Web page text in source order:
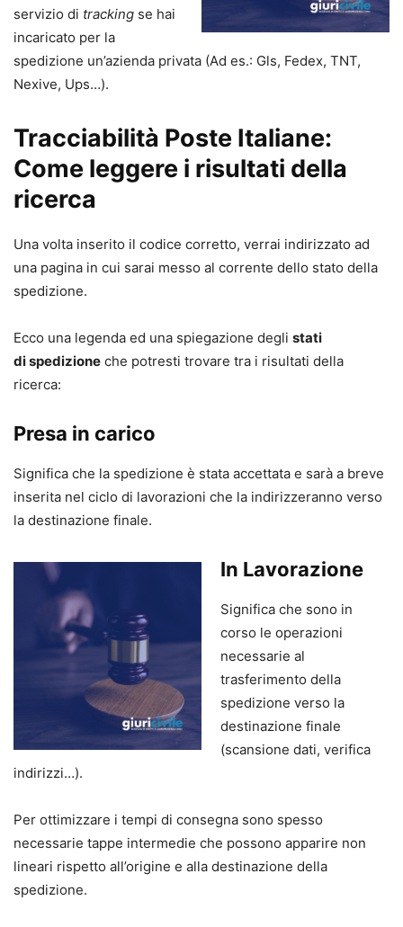
servizio di tracking se hai
incaricato per la
spedizione un’azienda privata (Ad es.: Gls, Fedex, TNT,
Nexive, Ups…).
Tracciabilità Poste Italiane:
Come leggere i risultati della
ricerca
Una volta inserito il codice corretto, verrai indirizzato ad
una pagina in cui sarai messo al corrente dello stato della
spedizione.
Ecco una legenda ed una spiegazione degli stati
di spedizione che potresti trovare tra i risultati della
ricerca:
Presa in carico
Significa che la spedizione è stata accettata e sarà a breve
inserita nel ciclo di lavorazioni che la indirizzeranno verso
la destinazione finale.
In Lavorazione
Significa che sono in
corso le operazioni
necessarie al
trasferimento della
spedizione verso la
destinazione finale
(scansione dati, verifica
indirizzi…).
Per ottimizzare i tempi di consegna sono spesso
necessarie tappe intermedie che possono apparire non
lineari rispetto all’origine e alla destinazione della
spedizione.